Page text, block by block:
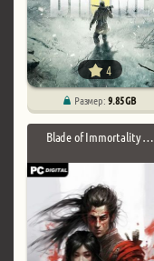
4
Размер:9.85 GB
Blade of Immortality …